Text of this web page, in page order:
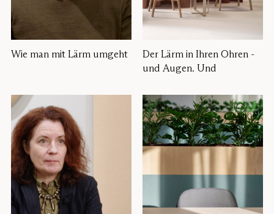
Wie man mit Lärm umgeht
Der Lärm in Ihren Ohren -
und Augen. Und